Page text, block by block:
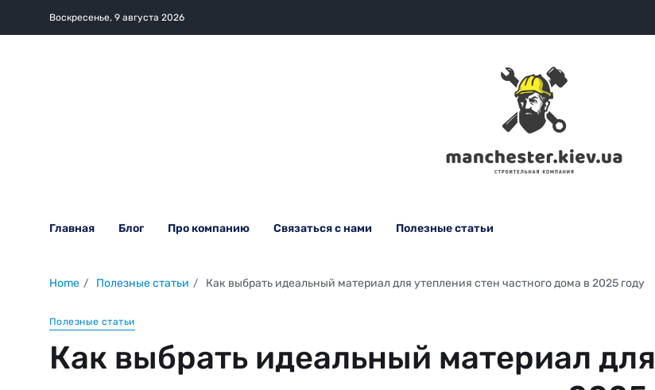
Воскресенье, 9 августа 2026
Главная Блог Про компанию Связаться с нами Полезные статьи
Home Полезные статьи Как выбрать идеальный материал для утепления стен частного дома в 2025 году
Полезные статьи
Как выбрать идеальный материал для